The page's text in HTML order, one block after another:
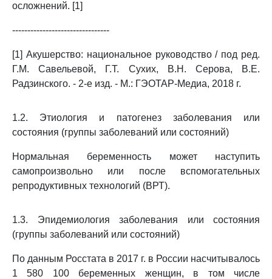
осложнений. [1]
--------------------------------
[1] Акушерство: национальное руководство / под ред.
Г.М. Савельевой, Г.Т. Сухих, В.Н. Серова, В.Е.
Радзинского. - 2-е изд. - М.: ГЭОТАР-Медиа, 2018 г.
1.2. Этиология и патогенез заболевания или
состояния (группы заболеваний или состояний)
Нормальная беременность может наступить
самопроизвольно или после вспомогательных
репродуктивных технологий (ВРТ).
1.3. Эпидемиология заболевания или состояния
(группы заболеваний или состояний)
По данным Росстата в 2017 г. в России насчитывалось
1 580 100 беременных женщин, в том числе